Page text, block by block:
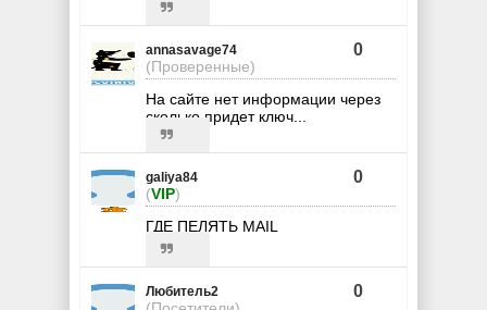
annasavage74
(Проверенные)
0
На сайте нет информации через
сколько придет ключ...
galiya84
(VIP)
0
ГДЕ ПЕЛЯТЬ MAIL
Любитель2 0